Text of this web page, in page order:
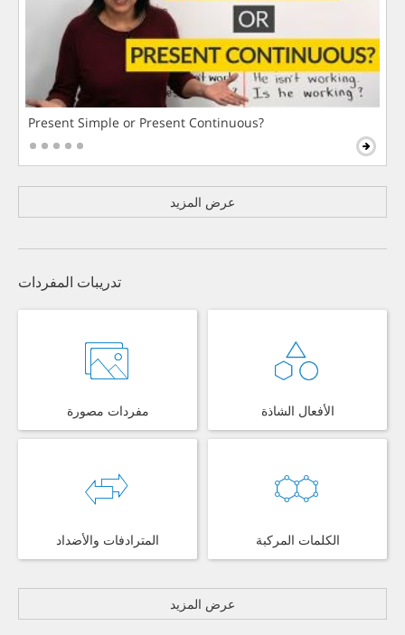
Present Simple or Present Continuous?
عرض المزيد
تدريبات المفردات
مفردات مصورة الأفعال الشاذة
المترادفات والأضداد الكلمات المركبة
عرض المزيد